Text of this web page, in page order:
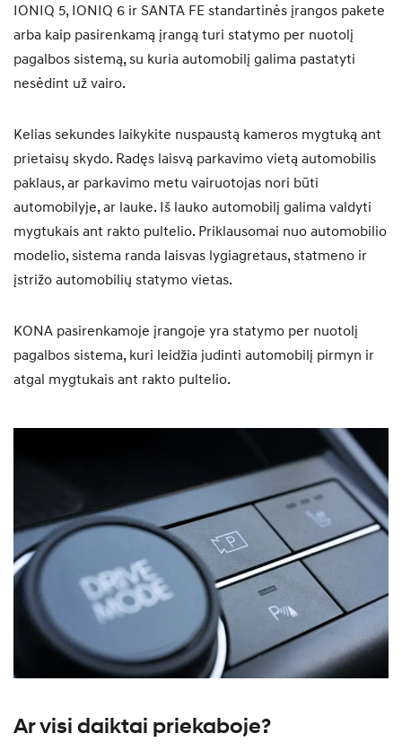
IONIQ 5, IONIQ 6 ir SANTA FE standartinės įrangos pakete
arba kaip pasirenkamą įrangą turi statymo per nuotolį
pagalbos sistemą, su kuria automobilį galima pastatyti
nesėdint už vairo.
Kelias sekundes laikykite nuspaustą kameros mygtuką ant
prietaisų skydo. Radęs laisvą parkavimo vietą automobilis
paklaus, ar parkavimo metu vairuotojas nori būti
automobilyje, ar lauke. Iš lauko automobilį galima valdyti
mygtukais ant rakto pultelio. Priklausomai nuo automobilio
modelio, sistema randa laisvas lygiagretaus, statmeno ir
įstrižo automobilių statymo vietas.
KONA pasirenkamoje įrangoje yra statymo per nuotolį
pagalbos sistema, kuri leidžia judinti automobilį pirmyn ir
atgal mygtukais ant rakto pultelio.
Ar visi daiktai priekaboje?